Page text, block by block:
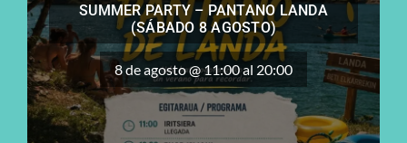
SUMMER PARTY – PANTANO LANDA
(SÁBADO 8 AGOSTO)
8 de agosto @ 11:00al 20:00